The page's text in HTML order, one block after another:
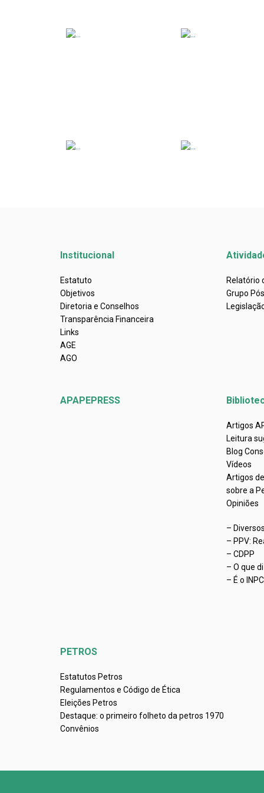
Institucional
Estatuto
Objetivos
Diretoria e Conselhos
Transparência Financeira
Links
AGE
AGO
Relatório
Grupo
APAPEPRESS
Artigos
Leitura
Blog
Vídeos
Artigos
sobre a
Opiniões
–
– PPV:
– CDPP
– O que
– É o
PETROS
Estatutos Petros
Regulamentos e Código de Ética
Eleições Petros
Destaque: o primeiro folheto da petros 1970
Convênios